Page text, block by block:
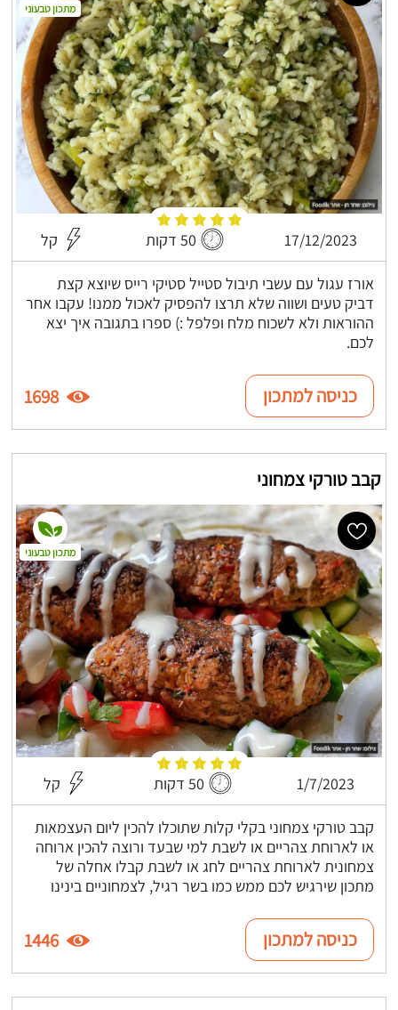
17/12/2023 50 דקות קל
אורז עגול עם עשבי תיבול סטייל סטיקי רייס שיוצא קצת
דביק טעים ושווה שלא תרצו להפסיק לאכול ממנו! עקבו אחר
ההוראות ולא לשכוח מלח ופלפל :) ספרו בתגובה איך יצא
לכם.
מתכון טבעוני
כניסה למתכון 1698
קבב טורקי צמחוני
1/7/2023 50 דקות קל
קבב טורקי צמחוני בקלי קלות שתוכלו להכין ליום העצמאות
או לארוחת צהריים או לשבת למי שבעד ורוצה להכין ארוחה
צמחונית לארוחת צהריים לחג או לשבת קבלו אחלה של
מתכון שירגיש לכם ממש כמו בשר רגיל, לצמחוניים בינינו
מתכון טבעוני
כניסה למתכון 1446